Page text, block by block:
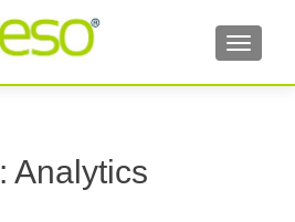
Analytics